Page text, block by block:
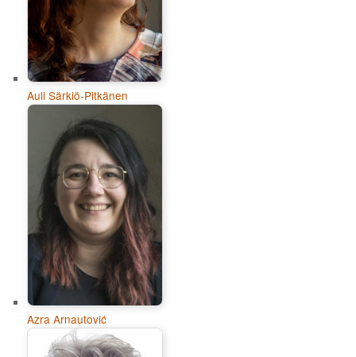
Auli Särkiö-Pitkänen
Azra Arnautović